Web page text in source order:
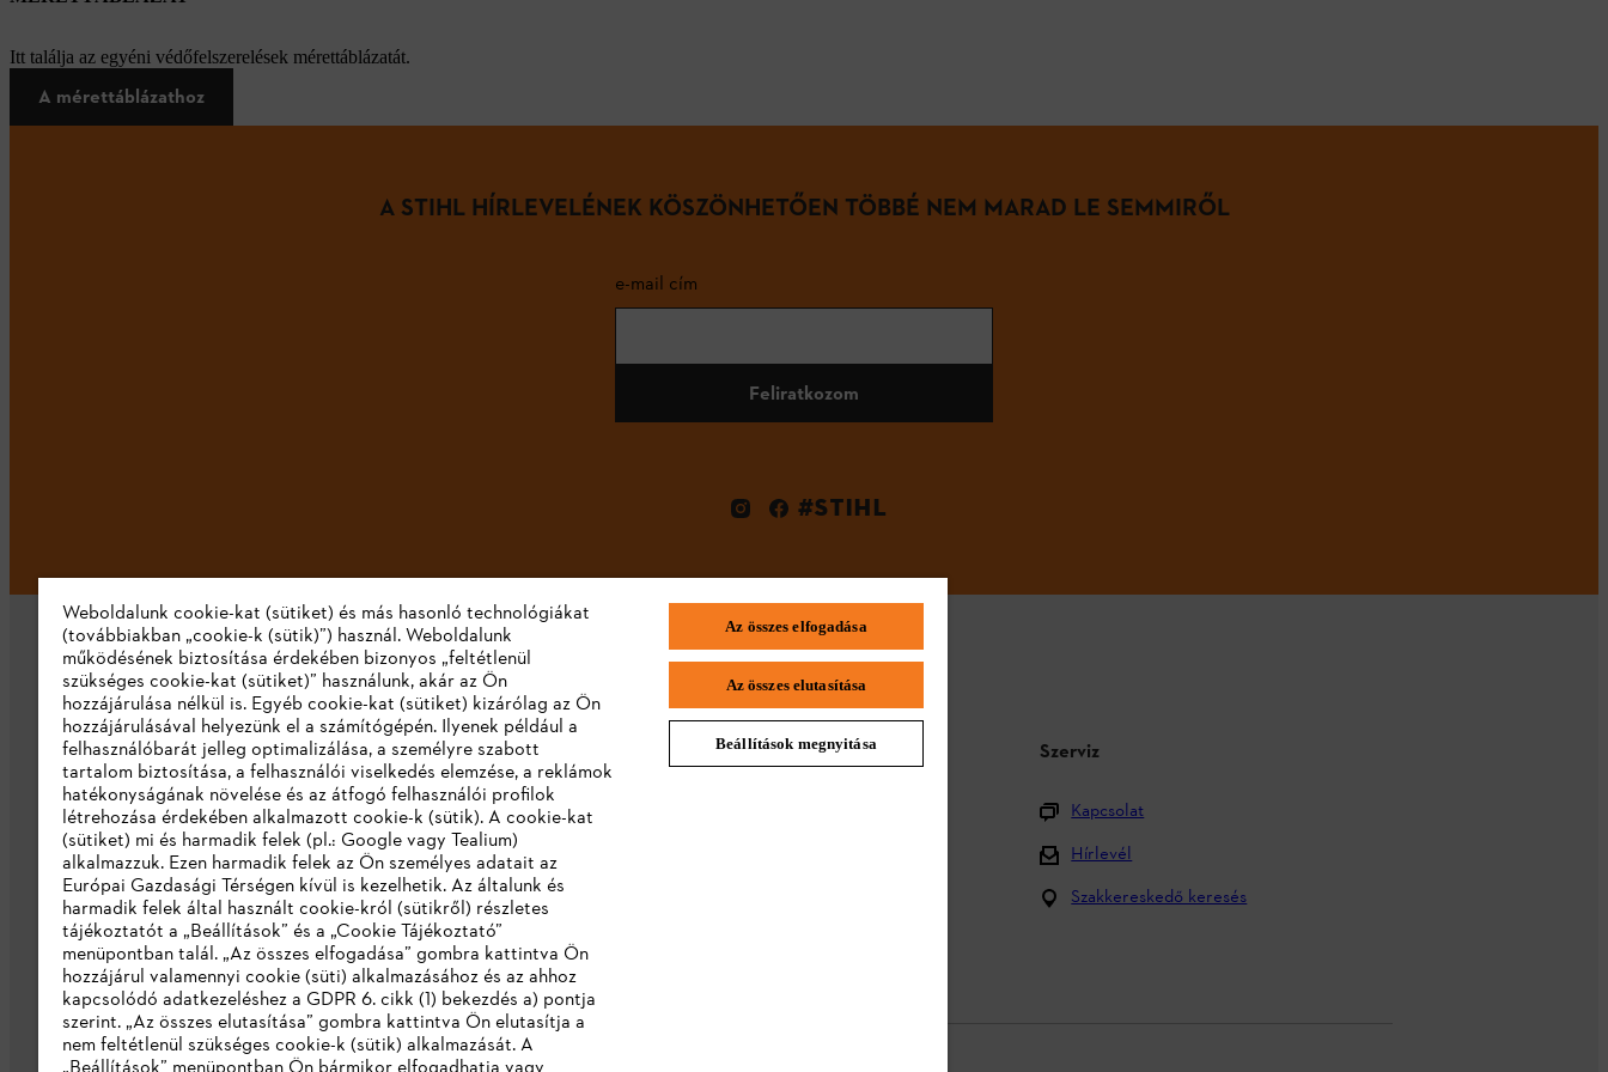
Itt találja az egyéni védőfelszerelések mérettáblázatát.
A mérettáblázathoz
A STIHL HÍRLEVELÉNEK KÖSZÖNHETŐEN TÖBBÉ NEM MARAD LE SEMMIRŐL
e-mail cím
Feliratkozom
#STIHL
Vállalat
Rólunk
Katalógus letöltése
Visszaélés bejelentés
STIHL GYIK Szerviz
Kapcsolat
Hírlevél
Szakkereskedő keresés
Weboldalunk cookie-kat (sütiket) és más hasonló technológiákat
(továbbiakban „cookie-k (sütik)”) használ. Weboldalunk
működésének biztosítása érdekében bizonyos „feltétlenül
szükséges cookie-kat (sütiket)” használunk, akár az Ön
hozzájárulása nélkül is. Egyéb cookie-kat (sütiket) kizárólag az Ön
hozzájárulásával helyezünk el a számítógépén. Ilyenek például a
felhasználóbarát jelleg optimalizálása, a személyre szabott
tartalom biztosítása, a felhasználói viselkedés elemzése, a reklámok
hatékonyságának növelése és az átfogó felhasználói profilok
létrehozása érdekében alkalmazott cookie-k (sütik). A cookie-kat
(sütiket) mi és harmadik felek (pl.: Google vagy Tealium)
alkalmazzuk. Ezen harmadik felek az Ön személyes adatait az
Európai Gazdasági Térségen kívül is kezelhetik. Az általunk és
harmadik felek által használt cookie-król (sütikről) részletes
tájékoztatót a „Beállítások” és a „Cookie Tájékoztató”
menüpontban talál. „Az összes elfogadása” gombra kattintva Ön
hozzájárul valamennyi cookie (süti) alkalmazásához és az ahhoz
kapcsolódó adatkezeléshez a GDPR 6. cikk (1) bekezdés a) pontja
szerint. „Az összes elutasítása” gombra kattintva Ön elutasítja a
nem feltétlenül szükséges cookie-k (sütik) alkalmazását. A
Az összes elfogadása
Az összes elutasítása
Beállítások megnyitása